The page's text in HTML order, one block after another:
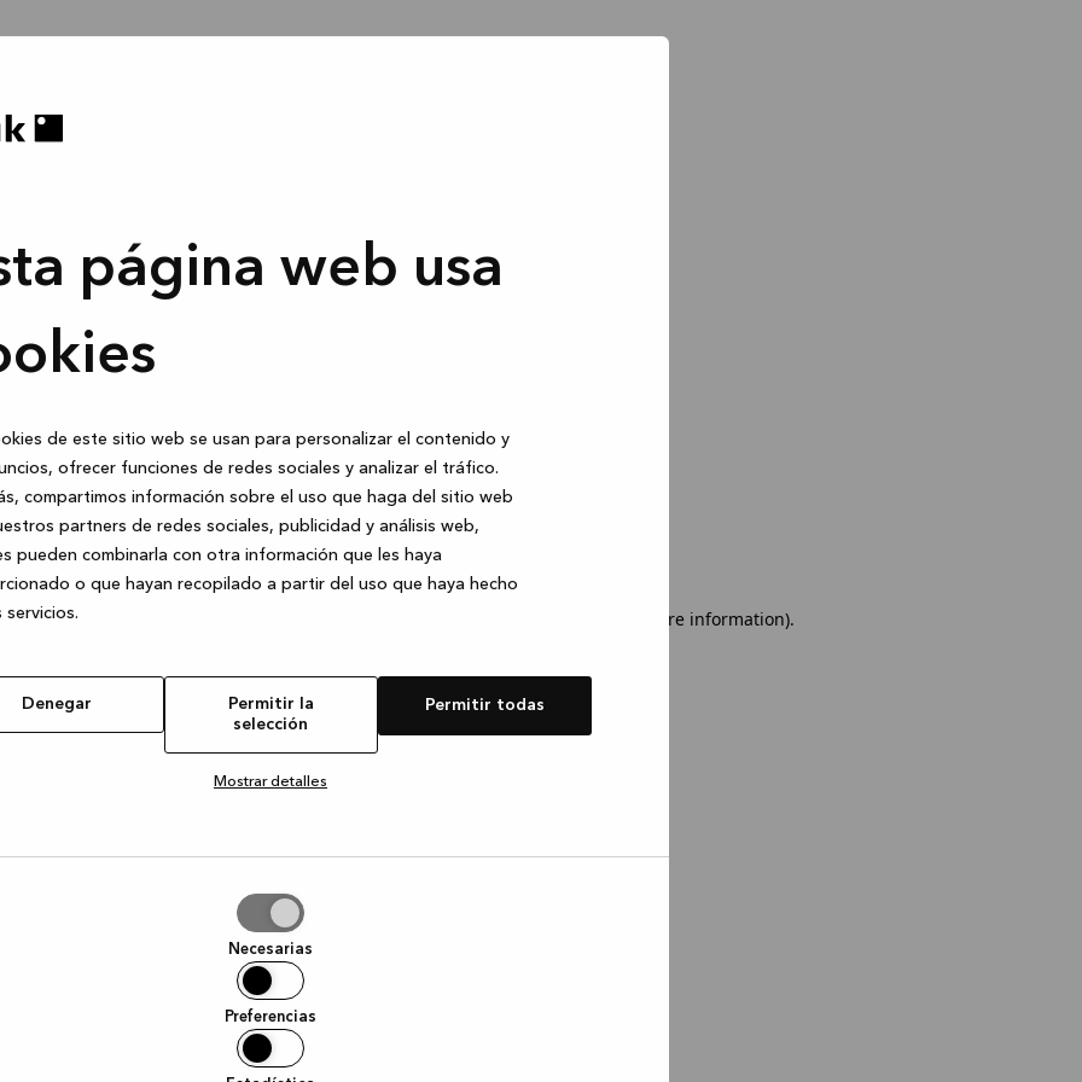
página web usa
de este sitio web se usan para personalizar el contenido y
ofrecer funciones de redes sociales y analizar el tráfico.
compartimos información sobre el uso que haga del sitio web
partners de redes sociales, publicidad y análisis web,
pueden combinarla con otra información que les haya
o que hayan recopilado a partir del uso que haya hecho
servicios.
Denegar
Permitir la
selección
Permitir todas
Mostrar detalles
Necesarias
Preferencias
has occurred (see the browser console for more information).